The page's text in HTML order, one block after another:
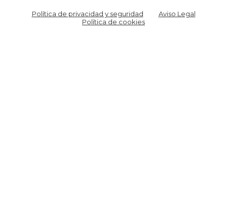
Política de privacidad y seguridad
Aviso Legal
Política de cookies